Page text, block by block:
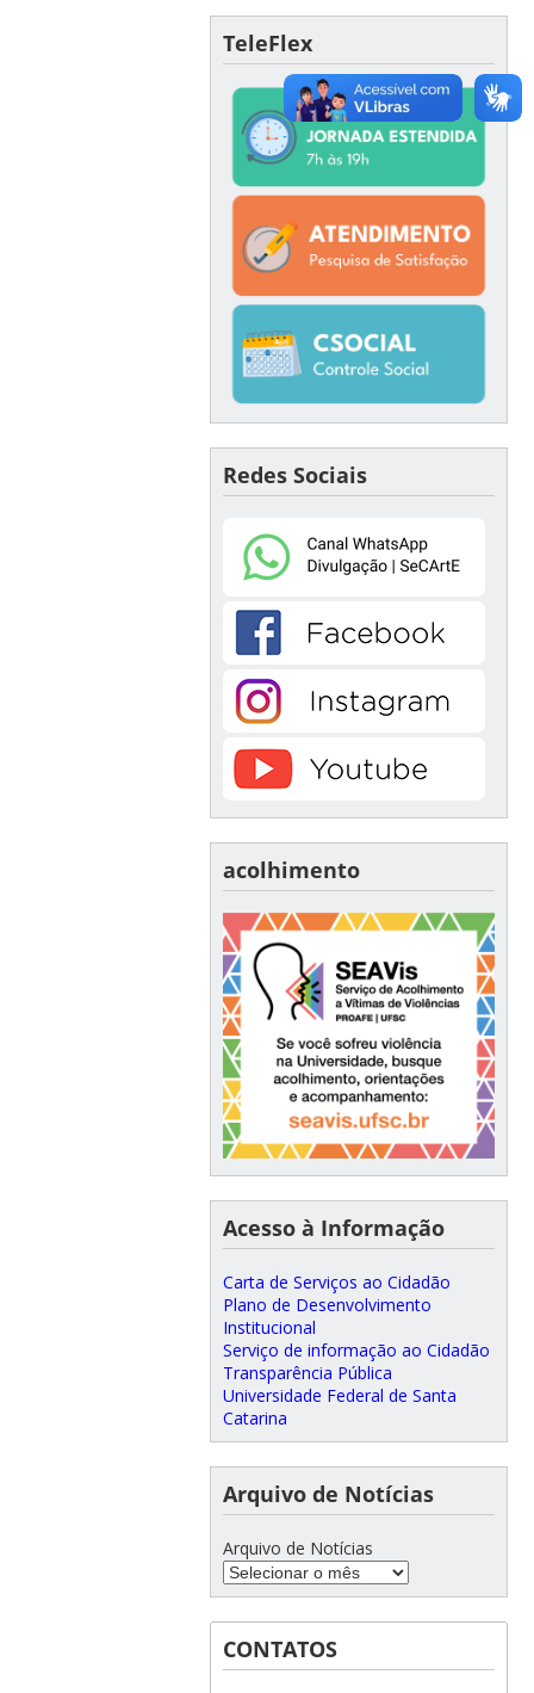
TeleFlex
Redes Sociais
acolhimento
Acesso à Informação
Carta de Serviços ao Cidadão
Plano de Desenvolvimento
Institucional
Serviço de informação ao Cidadão
Transparência Pública
Universidade Federal de Santa
Catarina
Arquivo de Notícias
Arquivo de Notícias
CONTATOS